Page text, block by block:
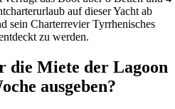
auf dieser Yacht ab
sein Charterrevier Tyrrhenisches
zu werden.
die Miete der Lagoon
ausgeben?